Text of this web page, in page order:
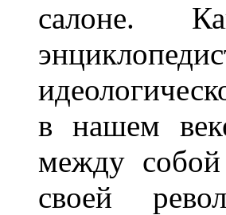
салоне.
в нашем
между
своей